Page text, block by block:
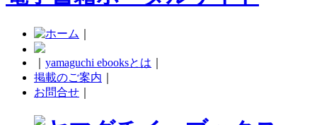
yamaguchi ebooksとは
掲載のご案内
お問合せ